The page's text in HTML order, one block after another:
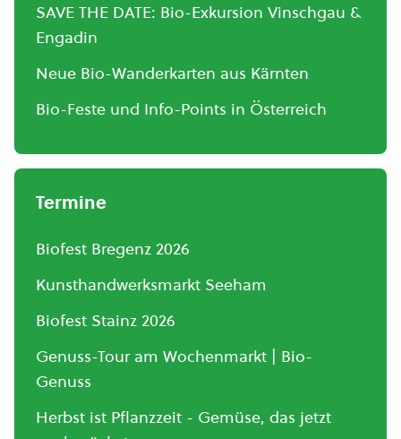
SAVE THE DATE: Bio-Exkursion Vinschgau &
Engadin
Neue Bio-Wanderkarten aus Kärnten
Bio-Feste und Info-Points in Österreich
Termine
Biofest Bregenz 2026
Kunsthandwerksmarkt Seeham
Biofest Stainz 2026
Genuss-Tour am Wochenmarkt | Bio-
Genuss
Herbst ist Pflanzzeit - Gemüse, das jetzt